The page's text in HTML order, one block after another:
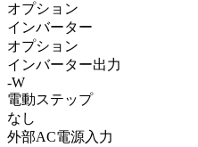
オプション
インバーター
オプション
インバーター出力
-W
電動ステップ
なし
外部AC電源入力